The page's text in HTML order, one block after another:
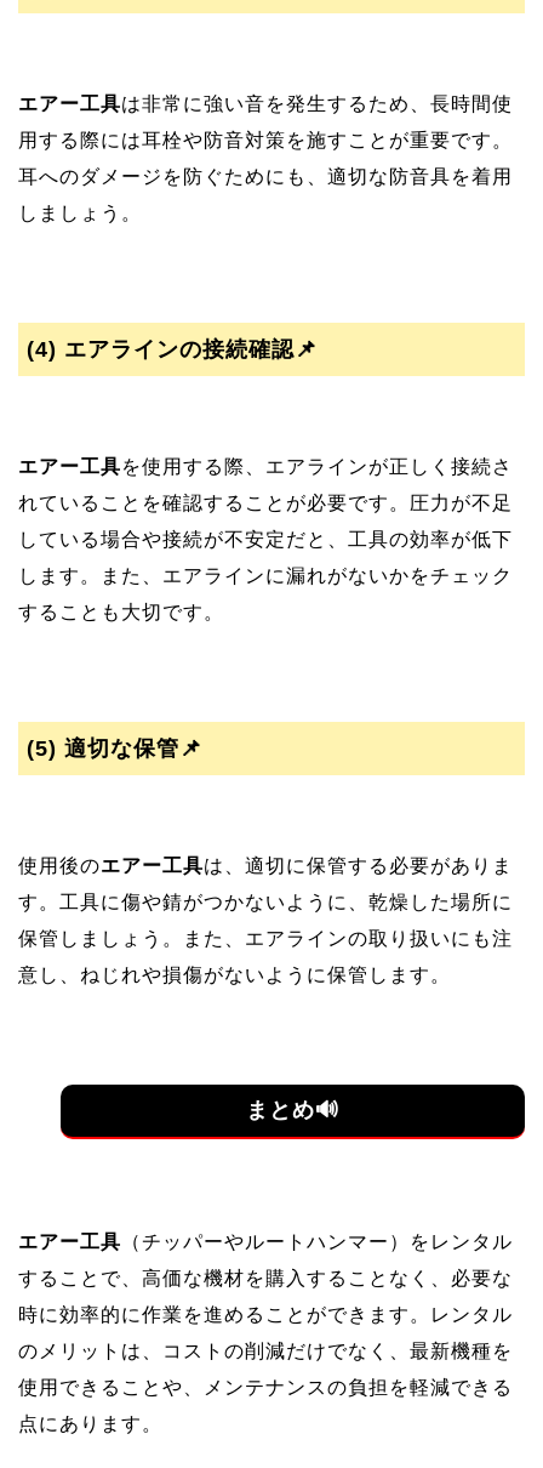
エアー工具は非常に強い音を発生するため、長時間使
用する際には耳栓や防音対策を施すことが重要です。
耳へのダメージを防ぐためにも、適切な防音具を着用
しましょう。
(4) エアラインの接続確認📌
エアー工具を使用する際、エアラインが正しく接続さ
れていることを確認することが必要です。圧力が不足
している場合や接続が不安定だと、工具の効率が低下
します。また、エアラインに漏れがないかをチェック
することも大切です。
(5) 適切な保管📌
使用後のエアー工具は、適切に保管する必要がありま
す。工具に傷や錆がつかないように、乾燥した場所に
保管しましょう。また、エアラインの取り扱いにも注
意し、ねじれや損傷がないように保管します。
まとめ🔊
エアー工具 （チッパーやルートハンマー）をレンタル
することで、高価な機材を購入することなく、必要な
時に効率的に作業を進めることができます。レンタル
のメリットは、コストの削減だけでなく、最新機種を
使用できることや、メンテナンスの負担を軽減できる
点にあります。